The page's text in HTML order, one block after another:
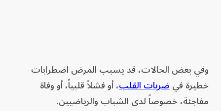
وفي بعض الحالات، قد يسبب المرض اضطرابات
خطيرة فيضربات القلب، أو فشلاً قلبياً، أو وفاة
مفاجئة، خصوصاً لدى الشباب والرياضيين.